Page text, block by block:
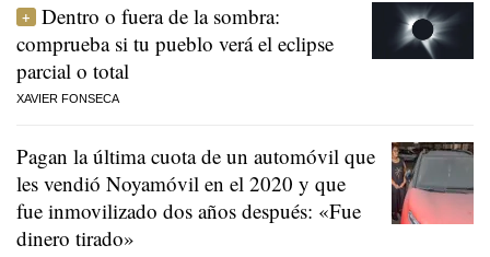
Dentro o fuera de la sombra:
comprueba si tu pueblo verá el eclipse
parcial o total
XAVIER FONSECA
Pagan la última cuota de un automóvil que
les vendió Noyamóvil en el 2020 y que
fue inmovilizado dos años después: «Fue
dinero tirado»